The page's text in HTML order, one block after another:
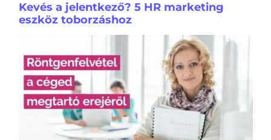
Kevés a jelentkező? 5 HR marketing
eszköz toborzáshoz